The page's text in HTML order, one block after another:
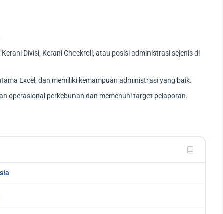
Divisi, Kerani Checkroll, atau posisi administrasi sejenis di
Excel, dan memiliki kemampuan administrasi yang baik.
operasional perkebunan dan memenuhi target pelaporan.